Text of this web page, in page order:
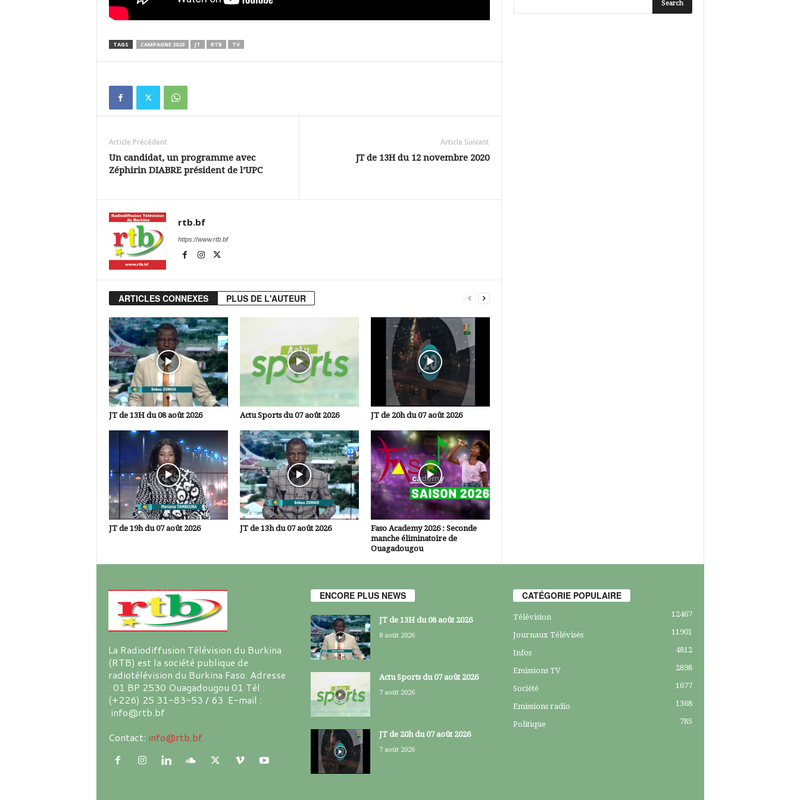
TAGS CAMPAGNE 2020 JT RTB TV
Article Précédent
Un candidat, un programme avec
Zéphirin DIABRE président de l’UPC
Article Suivant
JT de 13H du 12 novembre 2020
rtb.bf
https://www.rtb.bf
ARTICLES CONNEXES PLUS DE L'AUTEUR
JT de 13H du 08 août 2026 Actu Sports du 07 août 2026 JT de 20h du 07 août 2026
JT de 19h du 07 août 2026 JT de 13h du 07 août 2026
Faso Academy 2026 : Seconde
manche éliminatoire de
Ouagadougou
La Radiodiffusion Télévision du Burkina
(RTB) est la société publique de
radiotélévision du Burkina Faso. Adresse
: 01 BP 2530 Ouagadougou 01 Tél :
(+226) 25 31-83-53 / 63 E-mail :
info@rtb.bf
Contact: info@rtb.bf
ENCORE PLUS NEWS
JT de 13H du 08 août 2026
8 août 2026
Actu Sports du 07 août 2026
7 août 2026
JT de 20h du 07 août 2026
7 août 2026
CATÉGORIE POPULAIRE
Télévision 12467
Journaux Télévisés 11901
Infos 4812
Emissions TV 2898
Société 1677
Emissions radio 1368
Politique 785